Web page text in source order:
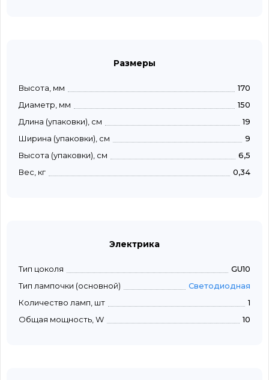
Размеры
Высота, мм
170
Диаметр, мм
150
Длина (упаковки), см
19
Ширина (упаковки), см
9
Высота (упаковки), см
6,5
Вес, кг
0,34
Электрика
Тип цоколя
GU10
Тип лампочки (основной)
Светодиодная
Количество ламп, шт
1
Общая мощность, W
10